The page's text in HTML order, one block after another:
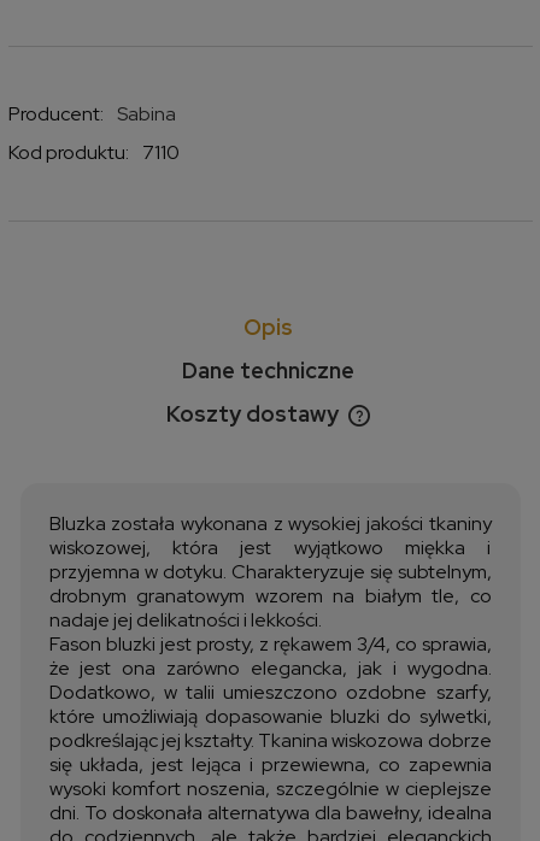
Producent:
Sabina
Kod produktu:
7110
Opis
Dane techniczne
Koszty dostawy
Cena nie zawiera ewentualnych kosztów płatności
Bluzka została wykonana z wysokiej jakości tkaniny
wiskozowej, która jest wyjątkowo miękka i
przyjemna w dotyku. Charakteryzuje się subtelnym,
drobnym granatowym wzorem na białym tle, co
nadaje jej delikatności i lekkości.
Fason bluzki jest prosty, z rękawem 3/4, co sprawia,
że jest ona zarówno elegancka, jak i wygodna.
Dodatkowo, w talii umieszczono ozdobne szarfy,
które umożliwiają dopasowanie bluzki do sylwetki,
podkreślając jej kształty. Tkanina wiskozowa dobrze
się układa, jest lejąca i przewiewna, co zapewnia
wysoki komfort noszenia, szczególnie w cieplejsze
dni. To doskonała alternatywa dla bawełny, idealna